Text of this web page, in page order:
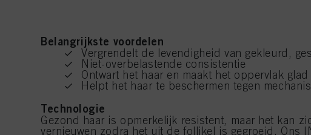
Belangrijkste voordelen
Vergrendelt de levendigheid van gekleurd,
Niet-overbelastende consistentie
Ontwart het haar en maakt het oppervlak glad
Helpt het haar te beschermen tegen
Technologie
Gezond haar is opmerkelijk resistent, maar het kan
vernieuwen zodra het uit de follikel is gegroeid. Ons